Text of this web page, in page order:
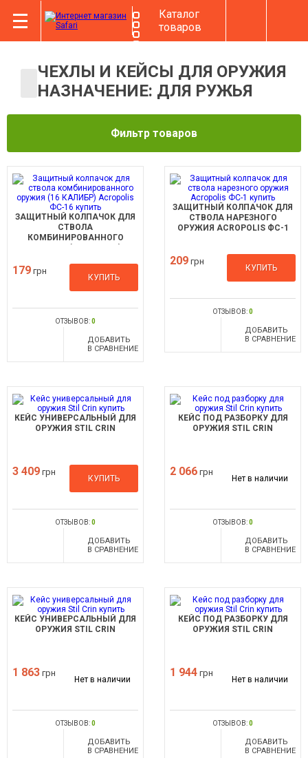
Каталог
товаров
ЧЕХЛЫ И КЕЙСЫ ДЛЯ ОРУЖИЯ
НАЗНАЧЕНИЕ: ДЛЯ РУЖЬЯ
Фильтр товаров
ЗАЩИТНЫЙ КОЛПАЧОК ДЛЯ
СТВОЛА
КОМБИНИРОВАННОГО
179 грн
КУПИТЬ
ОТЗЫВОВ:0
ДОБАВИТЬ
В СРАВНЕНИЕ
ЗАЩИТНЫЙ КОЛПАЧОК ДЛЯ
СТВОЛА НАРЕЗНОГО
ОРУЖИЯ ACROPOLIS ФС-1
209 грн
КУПИТЬ
ОТЗЫВОВ:0
ДОБАВИТЬ
В СРАВНЕНИЕ
КЕЙС УНИВЕРСАЛЬНЫЙ ДЛЯ
ОРУЖИЯ STIL CRIN
3 409 грн
КУПИТЬ
ОТЗЫВОВ:0
ДОБАВИТЬ
В СРАВНЕНИЕ
КЕЙС ПОД РАЗБОРКУ ДЛЯ
ОРУЖИЯ STIL CRIN
2 066 грн
Нет в наличии
ОТЗЫВОВ:0
ДОБАВИТЬ
В СРАВНЕНИЕ
КЕЙС УНИВЕРСАЛЬНЫЙ ДЛЯ
ОРУЖИЯ STIL CRIN
1 863 грн
Нет в наличии
ОТЗЫВОВ:0
ДОБАВИТЬ
В СРАВНЕНИЕ
КЕЙС ПОД РАЗБОРКУ ДЛЯ
ОРУЖИЯ STIL CRIN
1 944 грн
Нет в наличии
ОТЗЫВОВ:0
ДОБАВИТЬ
В СРАВНЕНИЕ